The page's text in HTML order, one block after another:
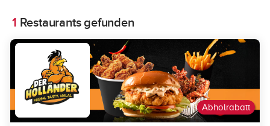
1 Restaurants gefunden
Abholrabatt